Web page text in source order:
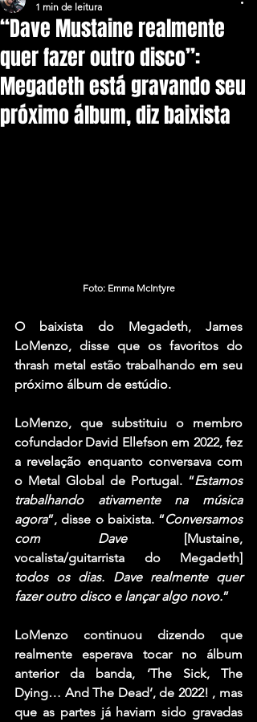
“Dave Mustaine realmente
quer fazer outro disco”:
Megadeth está gravando seu
próximo álbum, diz baixista
1 min de leitura
Foto: Emma McIntyre
O baixista do Megadeth, James
LoMenzo, disse que os favoritos do
thrash metal estão trabalhando em seu
próximo álbum de estúdio.
LoMenzo, que substituiu o membro
cofundador David Ellefson em 2022, fez
a revelação enquanto conversava com
o Metal Global de Portugal. “Estamos
trabalhando ativamente na música
agora”, disse o baixista. “Conversamos
com Dave [Mustaine,
todos os dias. Dave realmente quer
fazer outro disco e lançar algo novo.”
LoMenzo continuou dizendo que
realmente esperava tocar no álbum
anterior da banda, ‘The Sick, The
Dying… And The Dead’, de 2022! , mas
que as partes já haviam sido gravadas